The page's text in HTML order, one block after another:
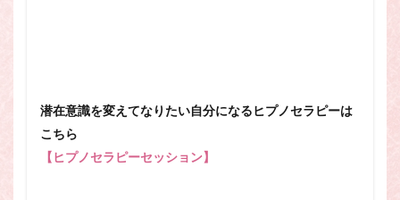
潜在意識を変えてなりたい自分になるヒプノセラピーは
こちら
【ヒプノセラピーセッション】